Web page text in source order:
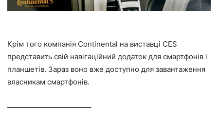
Крім того компанія Continental на виставці CES
представить свій навігаційний додаток для смартфонів і
планшетів. Зараз воно вже доступно для завантаження
власникам смартфонів.
———————————–